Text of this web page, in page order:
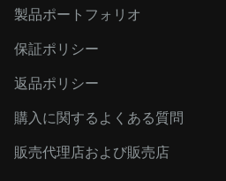
製品ポートフォリオ
保証ポリシー
返品ポリシー
購入に関するよくある質問
販売代理店および販売店